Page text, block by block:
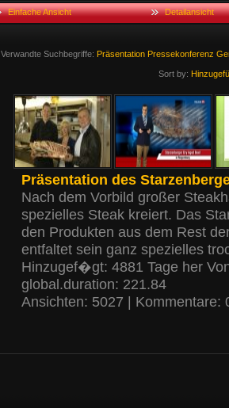
Einfache Ansicht Detailansicht
Verwandte Suchbegriffe: Präsentation Pressekonferenz
Sort by:
Präsentation des
Nach dem Vorbild großer
spezielles Steak kreiert. Das
den Produkten aus dem Rest
entfaltet sein ganz spezielles
Hinzugef�gt: 4881 Tage her
global.duration: 221.84
Ansichten: 5027 | Kommentare: